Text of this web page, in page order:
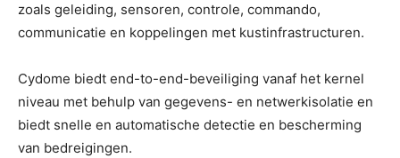
zoals geleiding, sensoren, controle, commando,
communicatie en koppelingen met kustinfrastructuren.
Cydome biedt end-to-end-beveiliging vanaf het kernel
niveau met behulp van gegevens- en netwerkisolatie en
biedt snelle en automatische detectie en bescherming
van bedreigingen.